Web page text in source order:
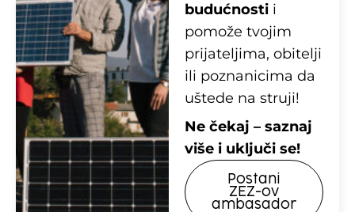
budućnosti i
pomože tvojim
prijateljima, obitelji
ili poznanicima da
uštede na struji!
Ne čekaj – saznaj
više i uključi se!
Postani
ZEZ-ov
ambasador